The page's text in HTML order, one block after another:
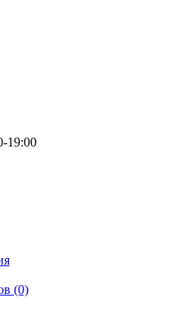
19:00
(0)